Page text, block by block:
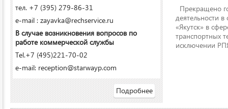
тел. +7 (395) 279-86-31
e-mail : zayavka@rechservice.ru
В случае возникновения вопросов по
работе коммерческой службы
Tel.+7 (495)221-70-02
e-mail: reception@starwayp.com
Подробнее
Прекращено
деятельности
«Якутск» в
транспортных
исключении